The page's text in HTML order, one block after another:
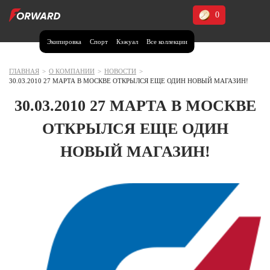
Экипировка Спорт Кэжуал Все коллекции
0
Москва и МО
Воронежская область (1)
Дагестан (2)
Иркутская область (2)
Краснодарский край (5)
Красноярский край (5)
Курская область (1)
Москва и МО (14)
Нижегородская область (1)
ГЛАВНАЯ > О КОМПАНИИ > НОВОСТИ >
30.03.2010 27 МАРТА В МОСКВЕ ОТКРЫЛСЯ ЕЩЕ ОДИН НОВЫЙ МАГАЗИН!
30.03.2010 27 МАРТА В МОСКВЕ
ОТКРЫЛСЯ ЕЩЕ ОДИН
НОВЫЙ МАГАЗИН!